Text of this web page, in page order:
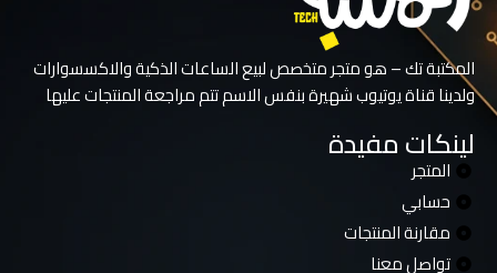
المكتبة تك – هو متجر متخصص لبيع الساعات الذكية والاكسسوارات
ولدينا قناة يوتيوب شهيرة بنفس الاسم تتم مراجعة المنتجات عليها
لينكات مفيدة
المتجر
حسابي
مقارنة المنتجات
تواصل معنا